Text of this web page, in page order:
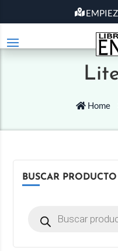
Home
BUSCAR PRODUCTO